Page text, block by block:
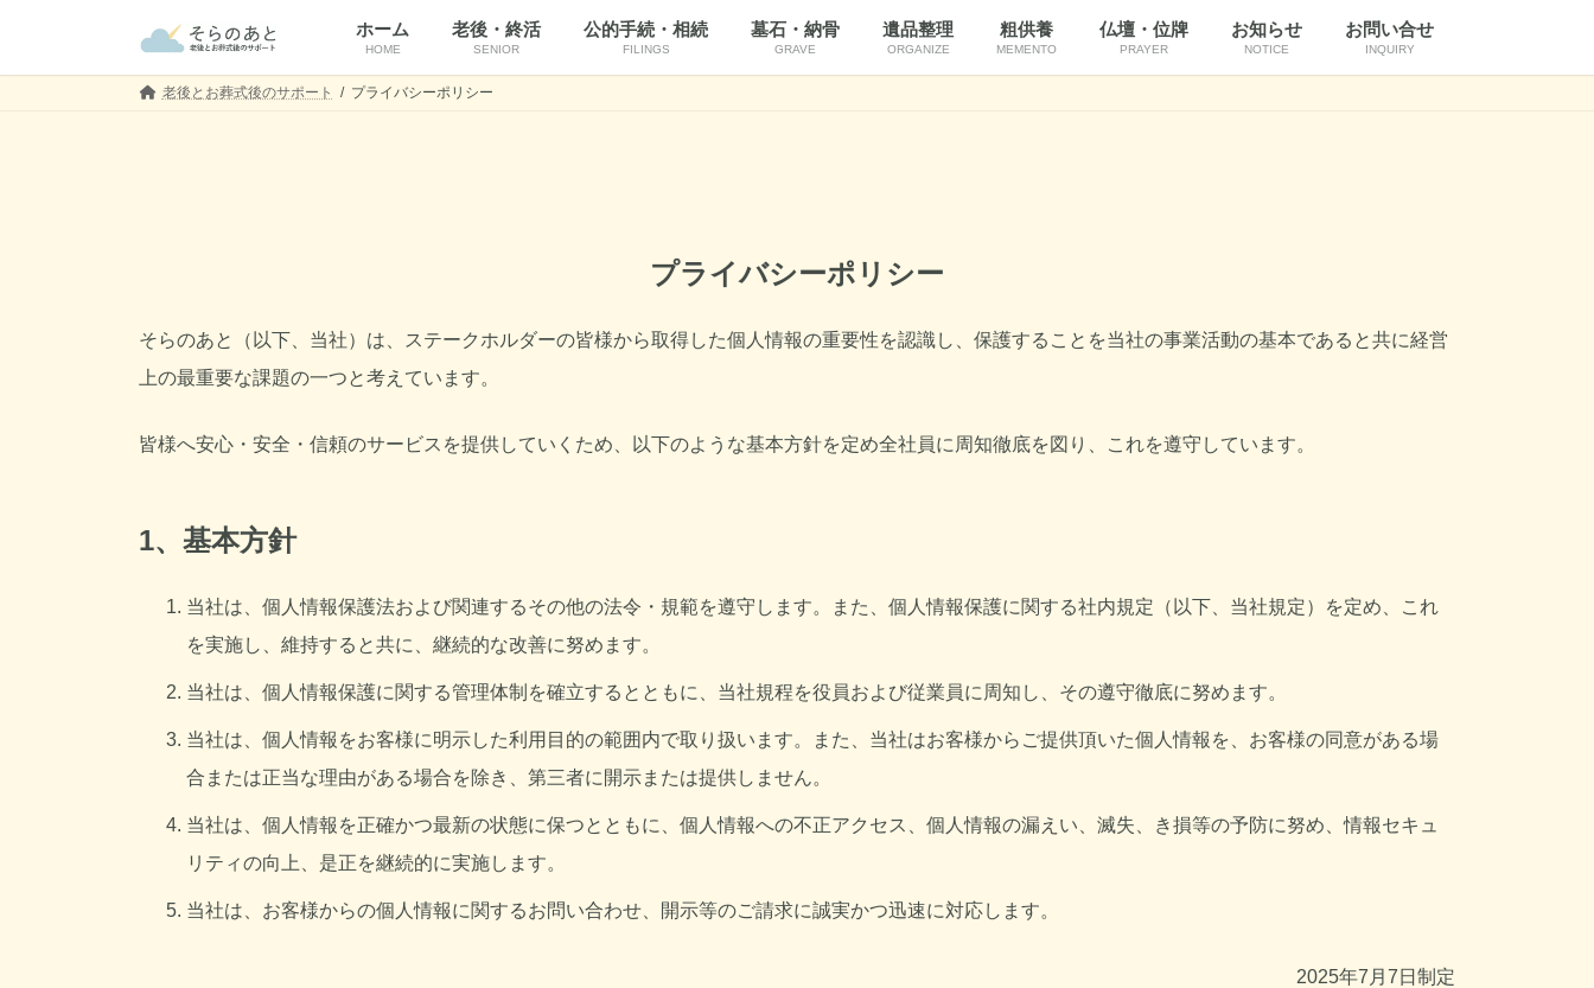
ホーム
HOME
老後・終活
SENIOR
公的手続・相続
FILINGS
墓石・納骨
GRAVE
遺品整理
ORGANIZE
粗供養
MEMENTO
仏壇・位牌
PRAYER
お知らせ
NOTICE
お問い合せ
INQUIRY
老後とお葬式後のサポート プライバシーポリシー
プライバシーポリシー
そらのあと（以下、当社）は、ステークホルダーの皆様から取得した個人情報の重要性を認識し、保護することを当社の事業活動の基本であると共に経営
上の最重要な課題の一つと考えています。
皆様へ安心・安全・信頼のサービスを提供していくため、以下のような基本方針を定め全社員に周知徹底を図り、これを遵守しています。
1、基本方針
当社は、個人情報保護法および関連するその他の法令・規範を遵守します。また、個人情報保護に関する社内規定（以下、当社規定）を定め、これ
を実施し、維持すると共に、継続的な改善に努めます。
当社は、個人情報保護に関する管理体制を確立するとともに、当社規程を役員および従業員に周知し、その遵守徹底に努めます。
当社は、個人情報をお客様に明示した利用目的の範囲内で取り扱います。また、当社はお客様からご提供頂いた個人情報を、お客様の同意がある場
合または正当な理由がある場合を除き、第三者に開示または提供しません。
当社は、個人情報を正確かつ最新の状態に保つとともに、個人情報への不正アクセス、個人情報の漏えい、滅失、き損等の予防に努め、情報セキュ
リティの向上、是正を継続的に実施します。
当社は、お客様からの個人情報に関するお問い合わせ、開示等のご請求に誠実かつ迅速に対応します。
2025年7月7日制定